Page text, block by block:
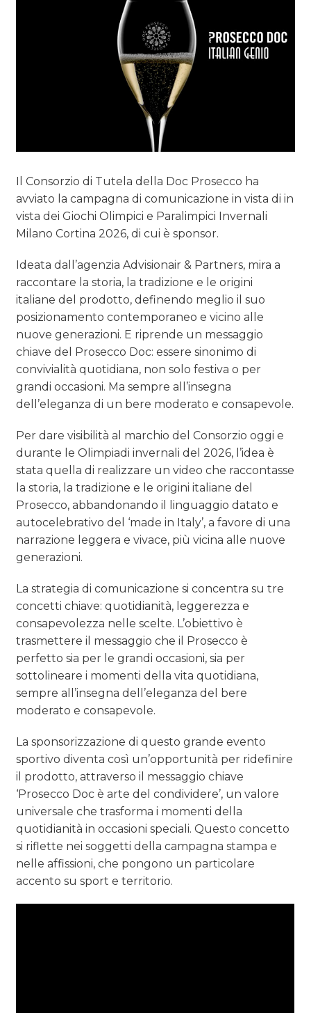
Il Consorzio di Tutela della Doc Prosecco ha
avviato la campagna di comunicazione in vista di in
vista dei Giochi Olimpici e Paralimpici Invernali
Milano Cortina 2026, di cui è sponsor.
Ideata dall’agenzia Advisionair & Partners, mira a
raccontare la storia, la tradizione e le origini
italiane del prodotto, definendo meglio il suo
posizionamento contemporaneo e vicino alle
nuove generazioni. E riprende un messaggio
chiave del Prosecco Doc: essere sinonimo di
convivialità quotidiana, non solo festiva o per
grandi occasioni. Ma sempre all’insegna
dell’eleganza di un bere moderato e consapevole.
Per dare visibilità al marchio del Consorzio oggi e
durante le Olimpiadi invernali del 2026, l’idea è
stata quella di realizzare un video che raccontasse
la storia, la tradizione e le origini italiane del
Prosecco, abbandonando il linguaggio datato e
autocelebrativo del ‘made in Italy’, a favore di una
narrazione leggera e vivace, più vicina alle nuove
generazioni.
La strategia di comunicazione si concentra su tre
concetti chiave: quotidianità, leggerezza e
consapevolezza nelle scelte. L’obiettivo è
trasmettere il messaggio che il Prosecco è
perfetto sia per le grandi occasioni, sia per
sottolineare i momenti della vita quotidiana,
sempre all’insegna dell’eleganza del bere
moderato e consapevole.
La sponsorizzazione di questo grande evento
sportivo diventa così un’opportunità per ridefinire
il prodotto, attraverso il messaggio chiave
‘Prosecco Doc è arte del condividere’, un valore
universale che trasforma i momenti della
quotidianità in occasioni speciali. Questo concetto
si riflette nei soggetti della campagna stampa e
nelle affissioni, che pongono un particolare
accento su sport e territorio.